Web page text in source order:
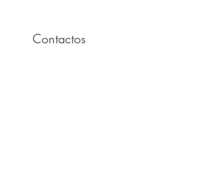
Contactos